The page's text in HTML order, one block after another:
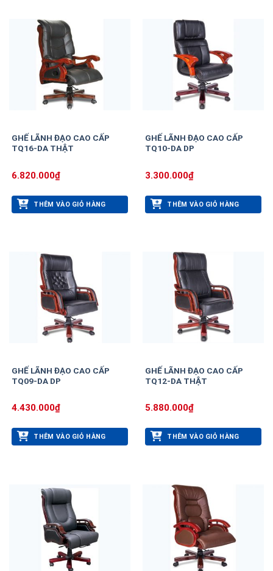
GHẾ LÃNH ĐẠO CAO CẤP
TQ16-DA THẬT
6.820.000₫
THÊM VÀO GIỎ HÀNG
GHẾ LÃNH ĐẠO CAO CẤP
TQ10-DA DP
3.300.000₫
THÊM VÀO GIỎ HÀNG
GHẾ LÃNH ĐẠO CAO CẤP
TQ09-DA DP
4.430.000₫
THÊM VÀO GIỎ HÀNG
GHẾ LÃNH ĐẠO CAO CẤP
TQ12-DA THẬT
5.880.000₫
THÊM VÀO GIỎ HÀNG